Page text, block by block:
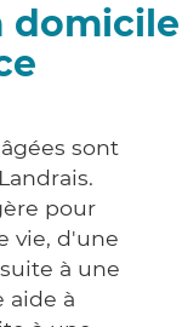
domicile
sont
pour
vie, d'une
à une
aide à